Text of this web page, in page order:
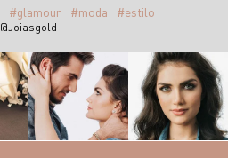
#glamour #moda #estilo
@Joiasgold